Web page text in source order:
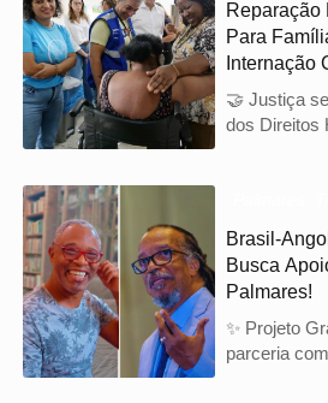
Uma ação
que visa
plantar
essa
Reparação
Para
Internação
🤝 Justiça
dos Direitos
históricas e
de famílias
sobre essa
#MDHC
Brasil-
Busca
Palmares!
✨ Projeto
parceria